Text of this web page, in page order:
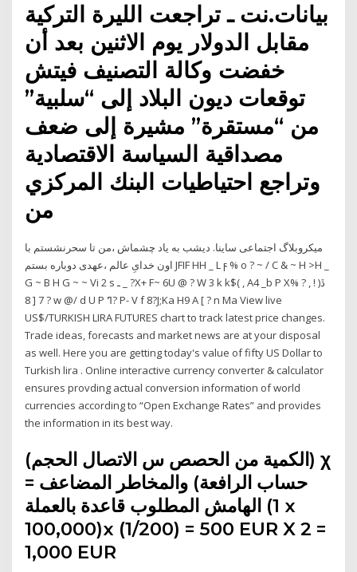
بيانات.نت ـ تراجعت الليرة التركية
مقابل الدولار يوم الاثنين بعد أن
خفضت وكالة التصنيف فيتش
توقعات ديون البلاد إلى “سلبية”
من “مستقرة” مشيرة إلى ضعف
مصداقية السياسة الاقتصادية
وتراجع احتياطيات البنك المركزي
من
میکروبلاگ اجتماعی ساینا. دیشب به یاد چشماش ،من تا سحرنشستم با
اون خدایِ عالم ،عهدی دوباره بستم JFIF HH _ L ϝ % o ? ~ / C & ~ H >H _
G ~ B H G ~ ~ Vi 2 s ـ _ ?X+ F~ 6U @ ? W 3 k k$( , A4 _b P X% ? , ! ڐ(
? 7 [ 8 w @/ d U P ߣ? P- V f 8?J;Ka H9 A [ ? n Ma View live
US$/TURKISH LIRA FUTURES chart to track latest price changes.
Trade ideas, forecasts and market news are at your disposal
as well. Here you are getting today's value of fifty US Dollar to
Turkish lira . Online interactive currency converter & calculator
ensures provding actual conversion information of world
currencies according to “Open Exchange Rates” and provides
the information in its best way.
(الكمية من الحصص س الاتصال الحجم) χ
حساب الرافعة) والمخاطر المضاعف =
الهامش المطلوب قاعدة بالعملة (1 x
100,000)x (1/200) = 500 EUR X 2 =
1,000 EUR